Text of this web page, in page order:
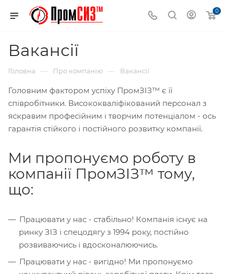
0
Вакансії
Головна — Про компанію — Вакансії
Головним фактором успіху ПромЗІЗ™ є її
співробітники. Висококваліфікований персонал з
яскравим професійним і творчим потенціалом - ось
гарантія стійкого і постійного розвитку компанії.
Ми пропонуємо роботу в
компанії ПромЗІЗ™ тому,
що:
Працювати у нас - стабільно! Компанія існує на
ринку ЗІЗ і спецодягу з 1994 року, постійно
розвиваючись і вдосконалюючись.
Працювати у нас - вигідно! Ми пропонуємо